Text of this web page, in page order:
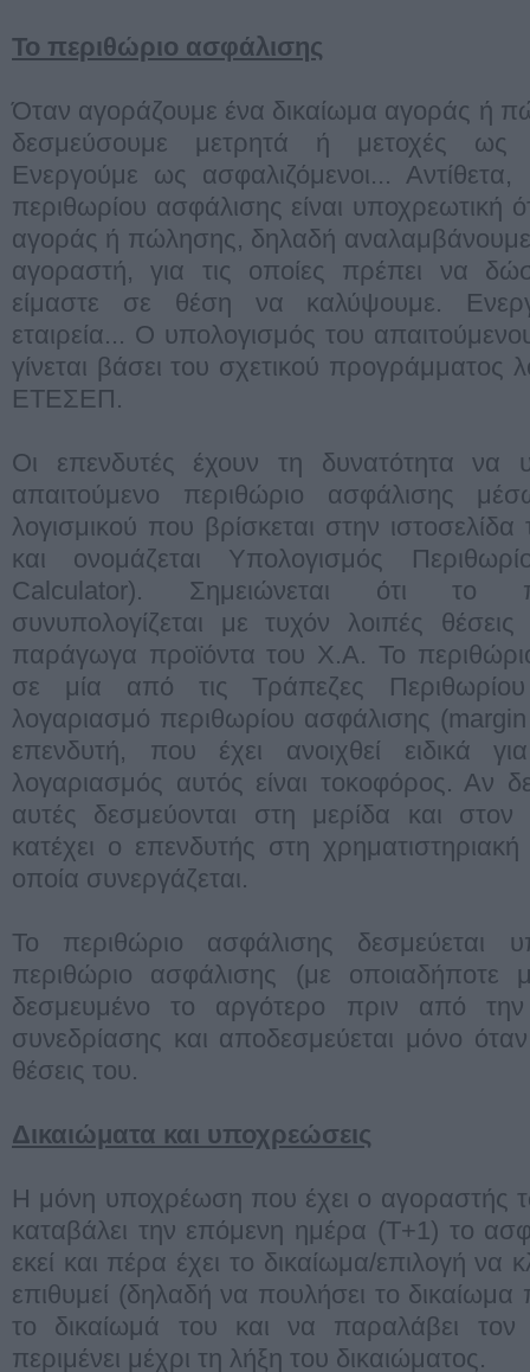
Το περιθώριο ασφάλισης
Όταν αγοράζουμε ένα δικαίωμα αγοράς ή
δεσμεύσουμε μετρητά ή μετοχές ως
Ενεργούμε ως ασφαλιζόμενοι...
περιθωρίου ασφάλισης είναι υποχρεωτική
αγοράς ή πώλησης, δηλαδή αναλαμβάνουμε
αγοραστή, για τις οποίες πρέπει να
είμαστε σε θέση να καλύψουμε.
εταιρεία... O υπολογισμός του
γίνεται βάσει του σχετικού προγράμματος
ΕΤΕΣΕΠ.
Oι επενδυτές έχουν τη δυνατότητα να
απαιτούμενο περιθώριο ασφάλισης
λογισμικού που βρίσκεται στην
και ονομάζεται Υπολογισμός
Calculator). Σημειώνεται ότι το
συνυπολογίζεται με τυχόν λοιπές
παράγωγα προϊόντα του Χ.Α. Το περιθώριο
σε μία από τις Τράπεζες
λογαριασμό περιθωρίου ασφάλισης
επενδυτή, που έχει ανοιχθεί ειδικά
λογαριασμός αυτός είναι τοκοφόρος. Αν
αυτές δεσμεύονται στη μερίδα και
κατέχει ο επενδυτής στη
οποία συνεργάζεται.
Το περιθώριο ασφάλισης
περιθώριο ασφάλισης (με οποιαδήποτε
δεσμευμένο το αργότερο πριν από
συνεδρίασης και αποδεσμεύεται μόνο όταν
θέσεις του.
Δικαιώματα και υποχρεώσεις
Η μόνη υποχρέωση που έχει ο αγοραστής
καταβάλει την επόμενη ημέρα (Τ+1) το
εκεί και πέρα έχει το δικαίωμα/επιλογή να
επιθυμεί (δηλαδή να πουλήσει το δικαίωμα
το δικαίωμά του και να παραλάβει τον
περιμένει μέχρι τη λήξη του δικαιώματος.